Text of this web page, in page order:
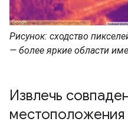
Рисунок: сходство
— более яркие области
Извлечь
местоположения